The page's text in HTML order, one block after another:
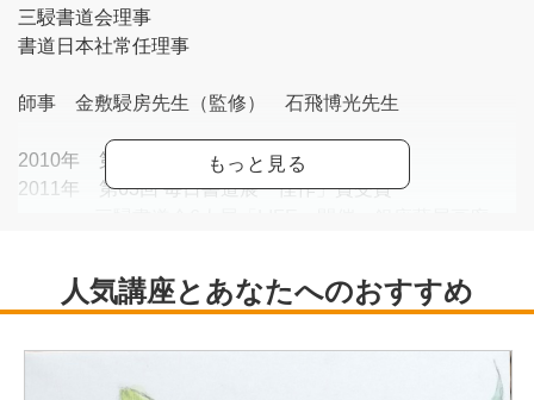
三駸書道会理事
書道日本社常任理事
師事 金敷駸房先生（監修） 石飛博光先生
2010年 第46回 創玄展「秀逸」賞受賞
2011年 第63回 毎日書道展「佳作」賞受賞
2013年 第49回 創玄展「秀逸」賞受賞
第65回 平成25年度毎日展「秀作賞」受賞
第40回 創玄現代書展 入選